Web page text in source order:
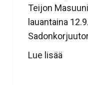
Teijon
lauantaina
Lue lisää